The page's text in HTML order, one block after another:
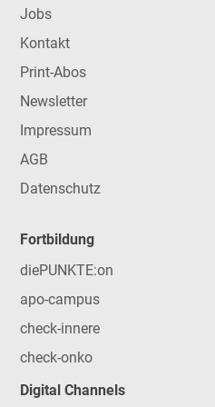
Jobs
Kontakt
Print-Abos
Newsletter
Impressum
AGB
Datenschutz
Fortbildung
diePUNKTE:on
apo-campus
check-innere
check-onko
Digital Channels